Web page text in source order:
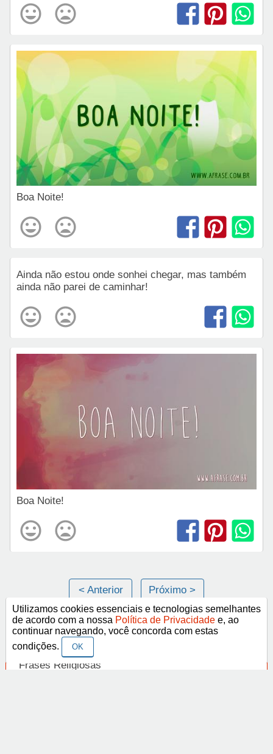
Boa Noite!
Ainda não estou onde sonhei chegar, mas também
ainda não parei de caminhar!
Boa Noite!
< Anterior Próximo >
Categorias
Frases Religiosas
Utilizamos cookies essenciais e tecnologias semelhantes
de acordo com a nossa Política de Privacidade e, ao
continuar navegando, você concorda com estas
condições.
OK